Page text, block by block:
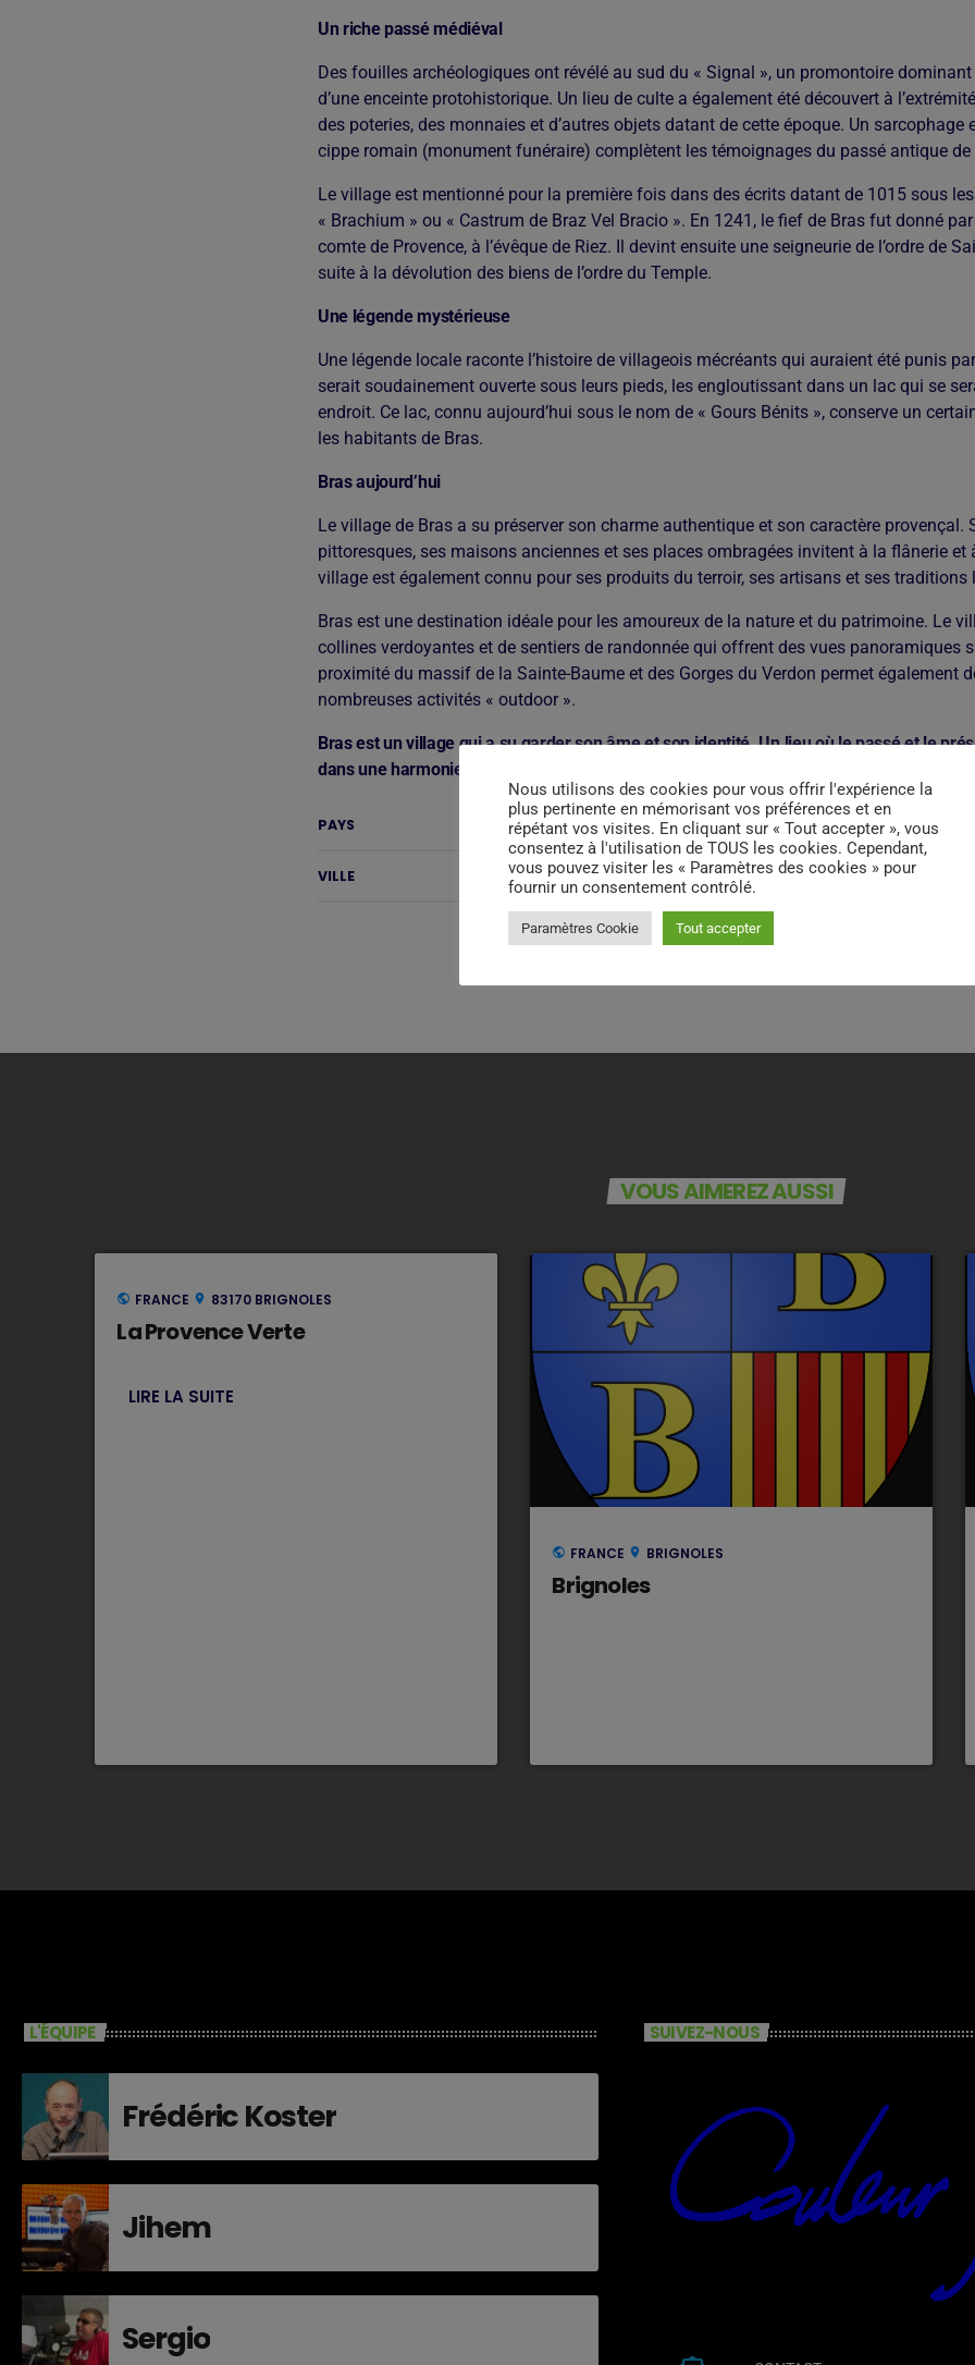
Un riche passé médiéval
Des fouilles archéologiques ont révélé au sud du « Signal », un promontoire
d’une enceinte protohistorique. Un lieu de culte a également été découvert à
des poteries, des monnaies et d’autres objets datant de cette époque. Un sarcophage
cippe romain (monument funéraire) complètent les témoignages du passé antique de
Le village est mentionné pour la première fois dans des écrits datant de 1015 sous
« Brachium » ou « Castrum de Braz Vel Bracio ». En 1241, le fief de Bras fut donné
comte de Provence, à l’évêque de Riez. Il devint ensuite une seigneurie de l’ordre de
suite à la dévolution des biens de l’ordre du Temple.
Une légende mystérieuse
Une légende locale raconte l’histoire de villageois mécréants qui auraient été punis
serait soudainement ouverte sous leurs pieds, les engloutissant dans un lac qui se
endroit. Ce lac, connu aujourd’hui sous le nom de « Gours Bénits », conserve un
les habitants de Bras.
Bras aujourd’hui
Le village de Bras a su préserver son charme authentique et son caractère provençal.
pittoresques, ses maisons anciennes et ses places ombragées invitent à la flânerie et
village est également connu pour ses produits du terroir, ses artisans et ses traditions
Bras est une destination idéale pour les amoureux de la nature et du patrimoine. Le
collines verdoyantes et de sentiers de randonnée qui offrent des vues panoramiques
proximité du massif de la Sainte-Baume et des Gorges du Verdon permet également
nombreuses activités « outdoor ».
Bras est un village qui a su garder son âme et son identité. Un lieu où le passé et le
dans une harmonie paisible.
PAYS FRANCE
VILLE BRAS
VOUS AIMEREZ AUSSI
public FRANCE location_on 83170 BRIGNOLES
La Provence Verte
LIRE LA SUITE
public FRANCE location_on BRIGNOLES
Brignoles
L'ÉQUIPE
Frédéric Koster
Jihem
Sergio
SUIVEZ-NOUS
Nous utilisons des cookies pour vous offrir l'expérience la
plus pertinente en mémorisant vos préférences et en
répétant vos visites. En cliquant sur « Tout accepter », vous
consentez à l'utilisation de TOUS les cookies. Cependant,
vous pouvez visiter les « Paramètres des cookies » pour
fournir un consentement contrôlé.
Paramètres Cookie Tout accepter